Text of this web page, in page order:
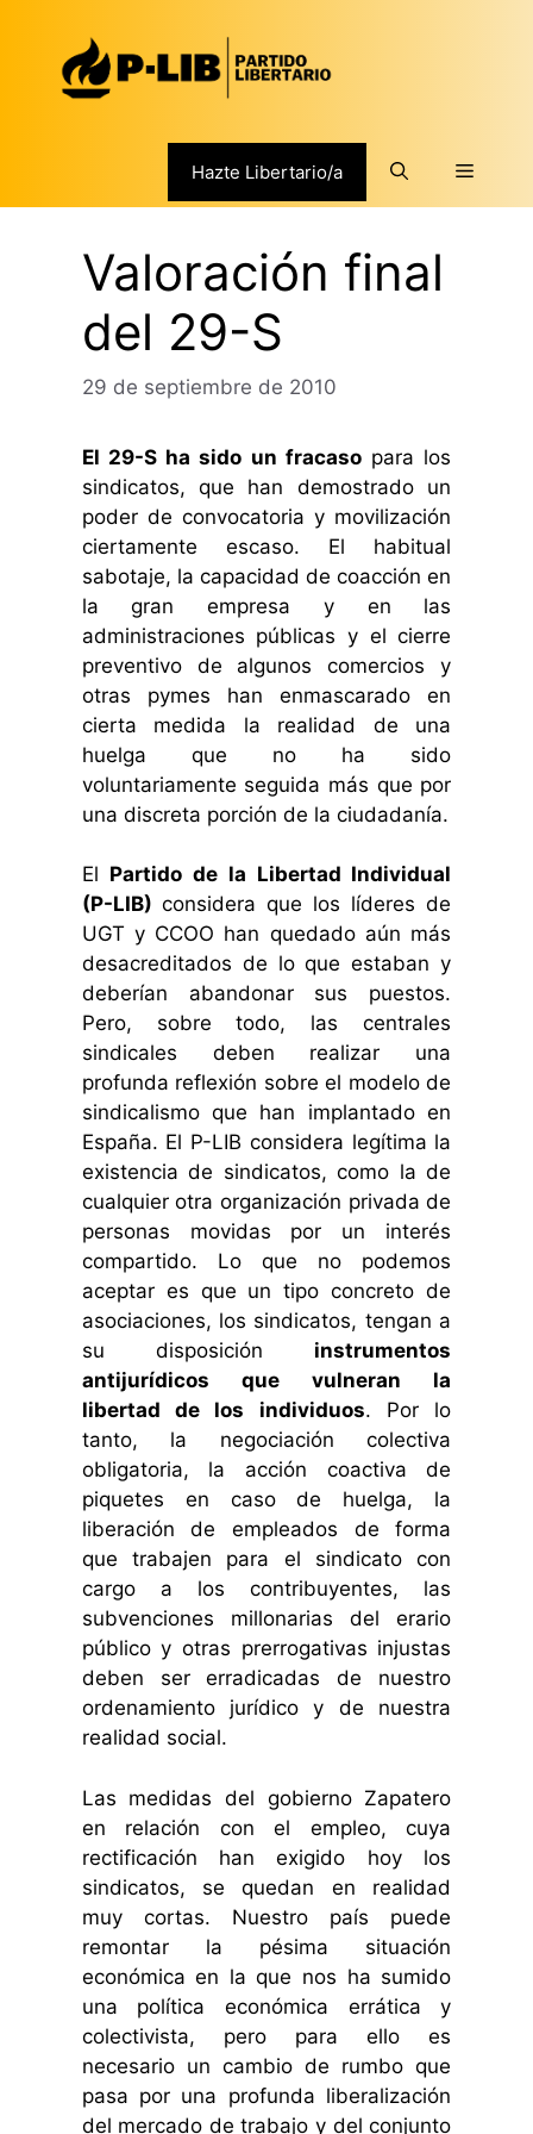
contenido
Hazte Libertario/a Menú
Valoración final
del 29-S
29 de septiembre de 2010
El 29-S ha sido un fracasopara los
sindicatos, que han demostrado un
poder de convocatoria y movilización
ciertamente escaso. El habitual
sabotaje, la capacidad de coacción en
la gran empresa y en las
administraciones públicas y el cierre
preventivo de algunos comercios y
otras pymes han enmascarado en
cierta medida la realidad de una
huelga que no ha sido
voluntariamente seguida más que por
una discreta porción de la ciudadanía.
El Partido de la Libertad Individual
(P-LIB) considera que los líderes de
UGT y CCOO han quedado aún más
desacreditados de lo que estaban y
deberían abandonar sus puestos.
Pero, sobre todo, las centrales
sindicales deben realizar una
profunda reflexión sobre el modelo de
sindicalismo que han implantado en
España. El P-LIB considera legítima la
existencia de sindicatos, como la de
cualquier otra organización privada de
personas movidas por un interés
compartido. Lo que no podemos
aceptar es que un tipo concreto de
asociaciones, los sindicatos, tengan a
su disposición instrumentos
antijurídicos que vulneran la
libertad de los individuos. Por lo
tanto, la negociación colectiva
obligatoria, la acción coactiva de
piquetes en caso de huelga, la
liberación de empleados de forma
que trabajen para el sindicato con
cargo a los contribuyentes, las
subvenciones millonarias del erario
público y otras prerrogativas injustas
deben ser erradicadas de nuestro
ordenamiento jurídico y de nuestra
realidad social.
Las medidas del gobierno Zapatero
en relación con el empleo, cuya
rectificación han exigido hoy los
sindicatos, se quedan en realidad
muy cortas. Nuestro país puede
remontar la pésima situación
económica en la que nos ha sumido
una política económica errática y
colectivista, pero para ello es
necesario un cambio de rumbo que
pasa por una profunda liberalización
del mercado de trabajo y del conjunto